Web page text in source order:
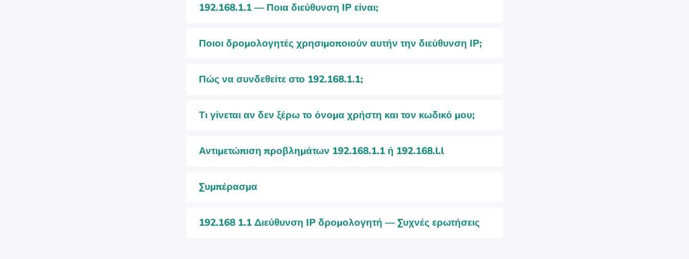
192.168.1.1 — Ποια διεύθυνση IP είναι;
Ποιοι δρομολογητές χρησιμοποιούν αυτήν την διεύθυνση IP;
Πώς να συνδεθείτε στο 192.168.1.1;
Τι γίνεται αν δεν ξέρω το όνομα χρήστη και τον κωδικό μου;
Αντιμετώπιση προβλημάτων 192.168.1.1 ή 192.168.l.l
Συμπέρασμα
192.168 1.1 Διεύθυνση IP δρομολογητή — Συχνές ερωτήσεις